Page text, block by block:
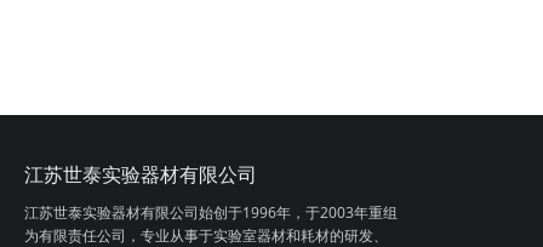
玻璃螺口圆形瓶
江苏世泰实验器材有限公司
江苏世泰实验器材有限公司始创于1996年， 于2003年重组
为有限责任公司，专业从事于实验室器材和耗材的研发、